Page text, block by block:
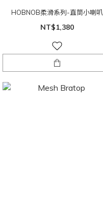
HOBNOB柔滑系列-直筒小喇叭
NT$1,380